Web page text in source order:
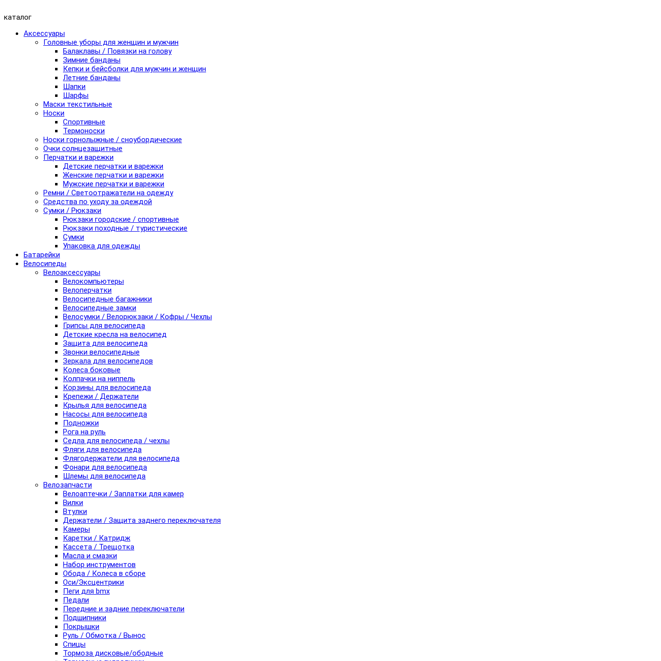
каталог
Аксессуары
Головные уборы для женщин и мужчин
Балаклавы / Повязки на голову
Зимние банданы
Кепки и бейсболки для мужчин и женщин
Летние банданы
Шапки
Шарфы
Маски текстильные
Носки
Спортивные
Термоноски
Носки горнолыжные / сноубордические
Очки солнцезащитные
Перчатки и варежки
Детские перчатки и варежки
Женские перчатки и варежки
Мужские перчатки и варежки
Ремни / Светоотражатели на одежду
Средства по уходу за одеждой
Сумки / Рюкзаки
Рюкзаки городские / спортивные
Рюкзаки походные / туристические
Сумки
Упаковка для одежды
Батарейки
Велосипеды
Велоаксессуары
Велокомпьютеры
Велоперчатки
Велосипедные багажники
Велосипедные замки
Велосумки / Велорюкзаки / Кофры / Чехлы
Грипсы для велосипеда
Детские кресла на велосипед
Защита для велосипеда
Звонки велосипедные
Зеркала для велосипедов
Колеса боковые
Колпачки на ниппель
Корзины для велосипеда
Крепежи / Держатели
Крылья для велосипеда
Насосы для велосипеда
Подножки
Рога на руль
Седла для велосипеда / чехлы
Фляги для велосипеда
Флягодержатели для велосипеда
Фонари для велосипеда
Шлемы для велосипеда
Велозапчасти
Велоаптечки / Заплатки для камер
Вилки
Втулки
Держатели / Защита заднего переключателя
Камеры
Каретки / Катридж
Кассета / Трещотка
Масла и смазки
Набор инструментов
Обода / Колеса в сборе
Оси/Эксцентрики
Пеги для bmx
Педали
Передние и задние переключатели
Подшипники
Покрышки
Руль / Обмотка / Вынос
Спицы
Тормоза дисковые/ободные